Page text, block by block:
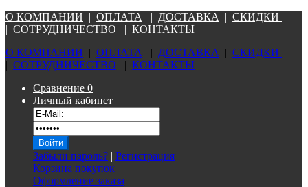
О КОМПАНИИ | ОПЛАТА | ДОСТАВКА | СКИДКИ
| СОТРУДНИЧЕСТВО | КОНТАКТЫ
О КОМПАНИИ | ОПЛАТА | ДОСТАВКА | СКИДКИ
| СОТРУДНИЧЕСТВО | КОНТАКТЫ
Сравнение 0
Личный кабинет
Забыли пароль? | Регистрация
Корзина покупок
Оформление заказа